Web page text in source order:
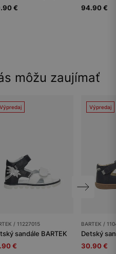
€
94.90 €
môžu zaujímať
Výpredaj
/ 11227015
sandále BARTEK
€
Výpredaj
BARTEK /
30.90 €